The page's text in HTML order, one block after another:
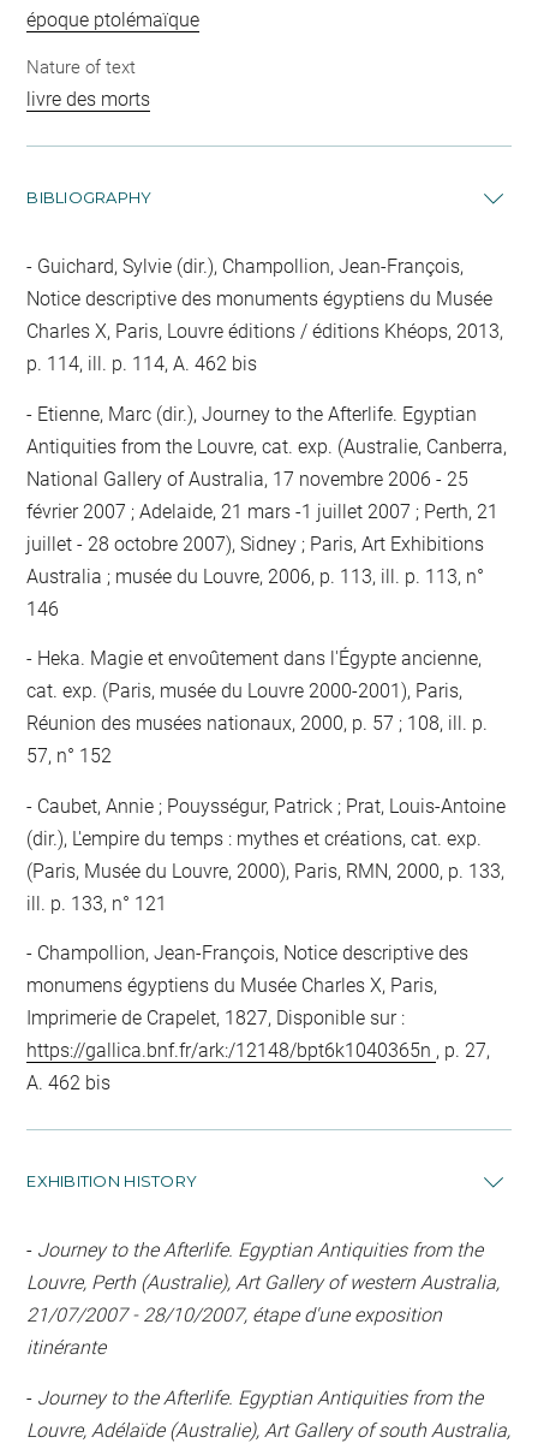
époque ptolémaïque
Nature of text
livre des morts
BIBLIOGRAPHY
Guichard, Sylvie (dir.), Champollion, Jean-François,
Notice descriptive des monuments égyptiens du Musée
Charles X, Paris, Louvre éditions / éditions Khéops, 2013,
p. 114, ill. p. 114, A. 462 bis
Etienne, Marc (dir.), Journey to the Afterlife. Egyptian
Antiquities from the Louvre, cat. exp. (Australie, Canberra,
National Gallery of Australia, 17 novembre 2006 - 25
février 2007 ; Adelaide, 21 mars -1 juillet 2007 ; Perth, 21
juillet - 28 octobre 2007), Sidney ; Paris, Art Exhibitions
Australia ; musée du Louvre, 2006, p. 113, ill. p. 113, n°
146
Heka. Magie et envoûtement dans l'Égypte ancienne,
cat. exp. (Paris, musée du Louvre 2000-2001), Paris,
Réunion des musées nationaux, 2000, p. 57 ; 108, ill. p.
57, n° 152
Caubet, Annie ; Pouysségur, Patrick ; Prat, Louis-Antoine
(dir.), L'empire du temps : mythes et créations, cat. exp.
(Paris, Musée du Louvre, 2000), Paris, RMN, 2000, p. 133,
ill. p. 133, n° 121
Champollion, Jean-François, Notice descriptive des
monumens égyptiens du Musée Charles X, Paris,
Imprimerie de Crapelet, 1827, Disponible sur :
https://gallica.bnf.fr/ark:/12148/bpt6k1040365n , p. 27,
A. 462 bis
EXHIBITION HISTORY
- Journey to the Afterlife. Egyptian Antiquities from the
Louvre, Perth (Australie), Art Gallery of western Australia,
21/07/2007 - 28/10/2007, étape d'une exposition
itinérante
- Journey to the Afterlife. Egyptian Antiquities from the
Louvre, Adélaïde (Australie), Art Gallery of south Australia,